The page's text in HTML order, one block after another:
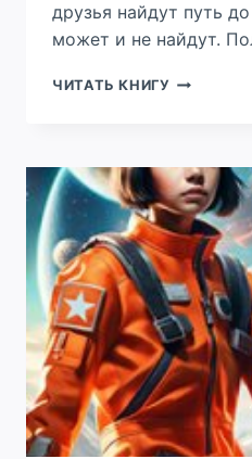
друзья найдут путь
может и не найдут.
ЧИТАТЬ КНИГУ ИГРА